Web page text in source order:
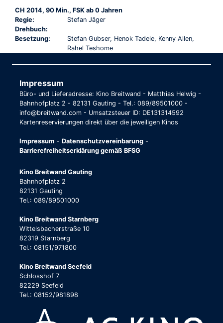
CH 2014, 90 Min., FSK ab 0 Jahren
Regie:
Stefan Jäger
Drehbuch:
Besetzung:
Stefan Gubser, Henok Tadele, Kenny Allen,
Rahel Teshome
Impressum
Büro- und Lieferadresse: Kino Breitwand - Matthias Helwig -
Bahnhofplatz 2 - 82131 Gauting - Tel.: 089/89501000 -
info@breitwand.com - Umsatzsteuer ID: DE131314592
Kartenreservierungen direkt über die jeweiligen Kinos
Impressum - Datenschutzvereinbarung -
Barrierefreiheitserklärung gemäß BFSG
Kino Breitwand Gauting
Bahnhofplatz 2
82131 Gauting
Tel.: 089/89501000
Kino Breitwand Starnberg
Wittelsbacherstraße 10
82319 Starnberg
Tel.: 08151/971800
Kino Breitwand Seefeld
Schlosshof 7
82229 Seefeld
Tel.: 08152/981898